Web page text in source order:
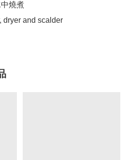
燒煮